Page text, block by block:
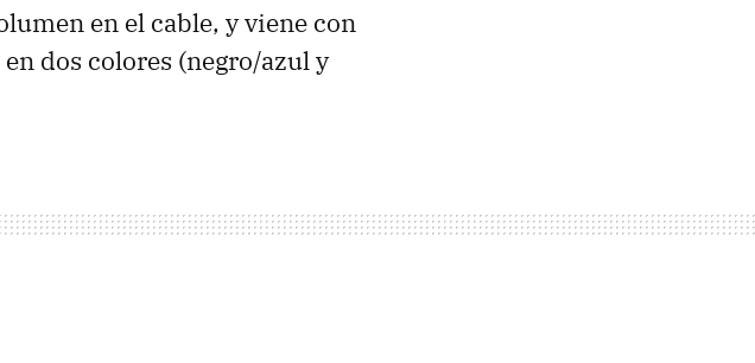
en el cable, y viene con
dos colores (negro/azul y